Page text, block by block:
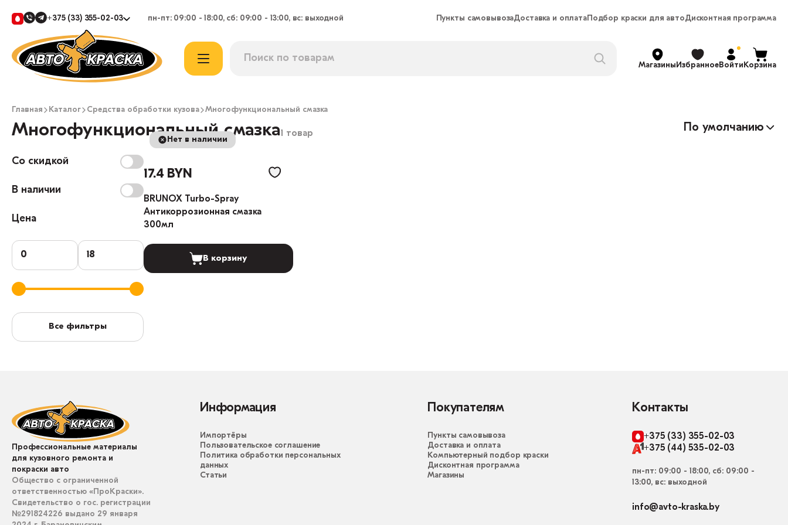
+375 (33) 355-02-03 пн-пт: 09:00 - 18:00, сб: 09:00 - 13:00, вс: выходной Пункты самовывозаДоставка и оплатаПодбор краски для автоДисконтная программа
МагазиныИзбранноеВойтиКорзина
Главная Каталог Средства обработки кузова Многофункциональный смазка
Многофункциональный смазка1 товар
По умолчанию
Со скидкой
В наличии
Цена
Все фильтры
Нет в наличии
17.4 BYN
BRUNOX Turbo-Spray
Антикоррозионная смазка
300мл
В корзину
Профессиональные материалы
для кузовного ремонта и
покраски авто
Общество с ограниченной
ответственностью «ПроКраски».
Свидетельство о гос. регистрации
№291824226 выдано 29 января
Информация
Импортёры
Пользовательское соглашение
Политика обработки персональных
данных
Статьи
Покупателям
Пункты самовывоза
Доставка и оплата
Компьютерный подбор краски
Дисконтная программа
Магазины
Контакты
+375 (33) 355-02-03
+375 (44) 535-02-03
пн-пт: 09:00 - 18:00, сб: 09:00 -
13:00, вс: выходной
info@avto-kraska.by